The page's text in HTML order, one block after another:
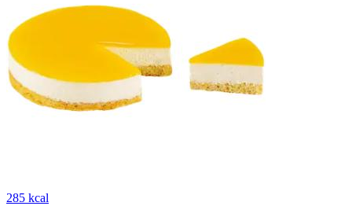
285 kcal